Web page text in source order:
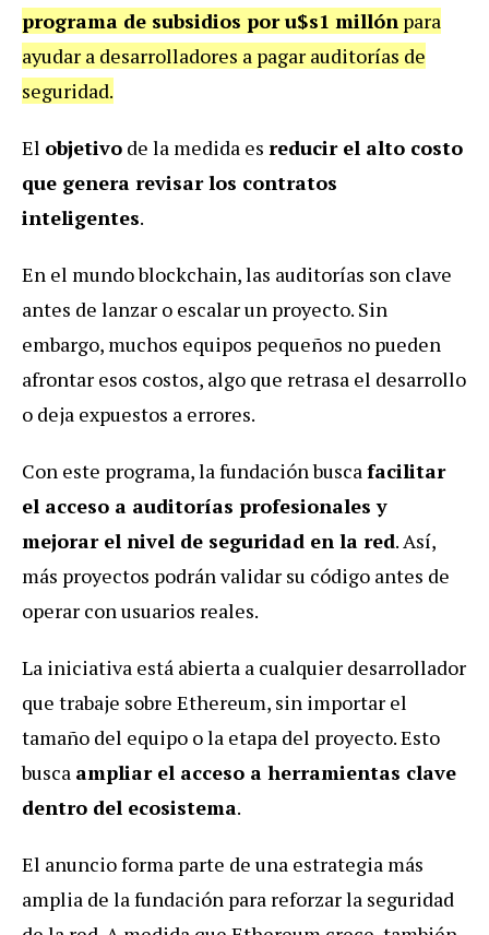
programa de subsidios por u$s1 millón para
ayudar a desarrolladores a pagar auditorías de
seguridad.
El objetivo de la medida es reducir el alto costo
que genera revisar los contratos
inteligentes.
En el mundo blockchain, las auditorías son clave
antes de lanzar o escalar un proyecto. Sin
embargo, muchos equipos pequeños no pueden
afrontar esos costos, algo que retrasa el desarrollo
o deja expuestos a errores.
Con este programa, la fundación buscafacilitar
el acceso a auditorías profesionales y
mejorar el nivel de seguridad en la red. Así,
más proyectos podrán validar su código antes de
operar con usuarios reales.
La iniciativa está abierta a cualquier desarrollador
que trabaje sobre Ethereum, sin importar el
tamaño del equipo o la etapa del proyecto. Esto
busca ampliar el acceso a herramientas clave
dentro del ecosistema.
El anuncio forma parte de una estrategia más
amplia de la fundación para reforzar la seguridad